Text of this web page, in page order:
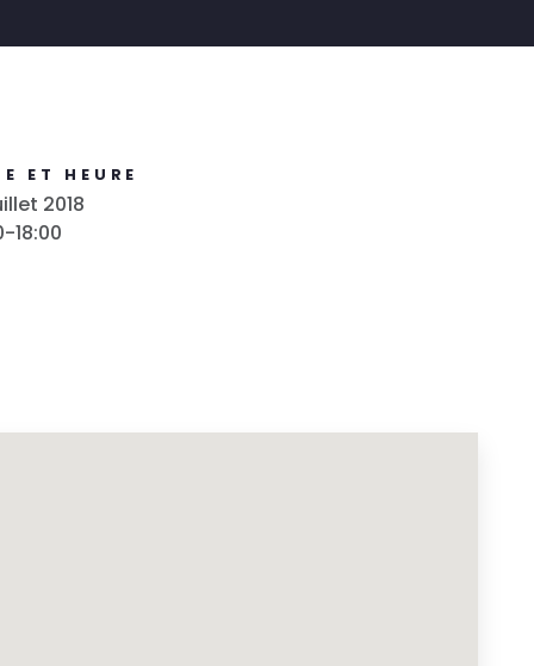
ET HEURE
2018
18:00